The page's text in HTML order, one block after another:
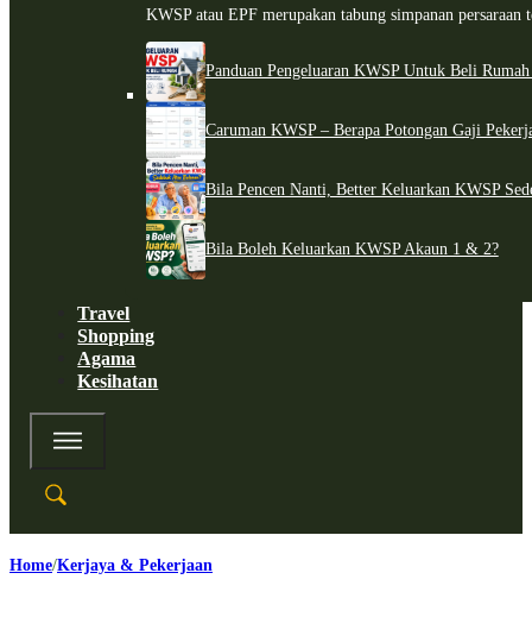
KWSP atau EPF merupakan tabung simpanan persaraan
Panduan Pengeluaran KWSP Untuk Beli
Caruman KWSP – Berapa Potongan Gaji
Bila Pencen Nanti, Better Keluarkan KWSP
Bila Boleh Keluarkan KWSP Akaun 1 & 2?
Travel
Shopping
Agama
Kesihatan
Home Kerjaya & Pekerjaan